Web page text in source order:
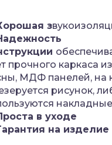
з
прочного каркаса
МДФ панелей, на
рисунок,
в уходе
на изделие